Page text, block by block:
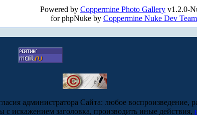
Powered by Coppermine Photo Gallery v1.2.0-
for phpNuke by Coppermine Nuke Dev Team
администратора Сайта: любое воспроизведение,
искажением заголовка, производить иные действия,